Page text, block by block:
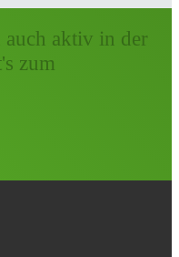
aktiv in der
zum